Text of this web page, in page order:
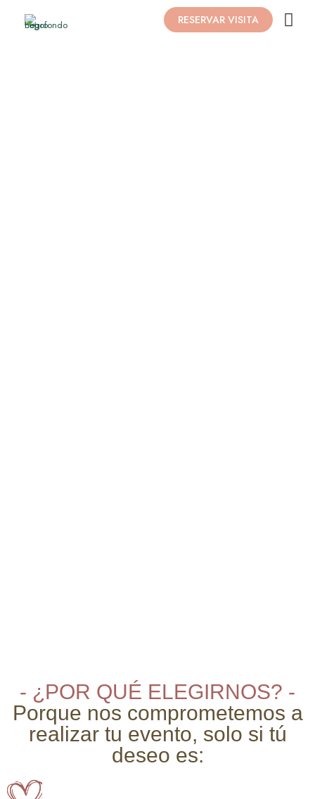
RESERVAR VISITA
- ¿POR QUÉ ELEGIRNOS? -
Porque nos comprometemos a
realizar tu evento, solo si tú
deseo es: